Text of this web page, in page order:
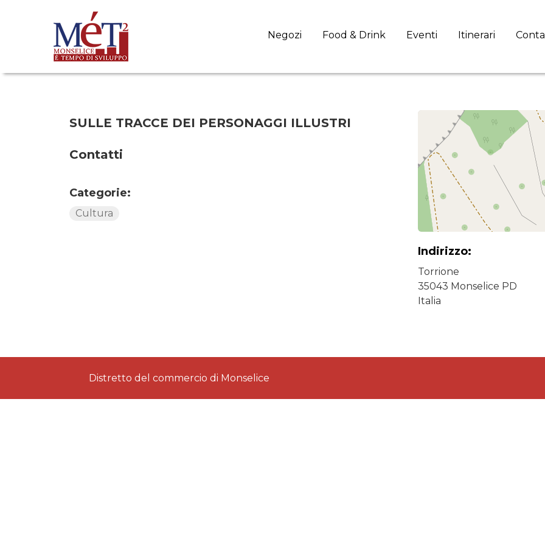
Negozi Food & Drink Eventi Itinerari
SULLE TRACCE DEI PERSONAGGI ILLUSTRI
Contatti
Categorie:
Cultura
Indirizzo:
Torrione
35043 Monselice PD
Italia
Distretto del commercio di Monselice